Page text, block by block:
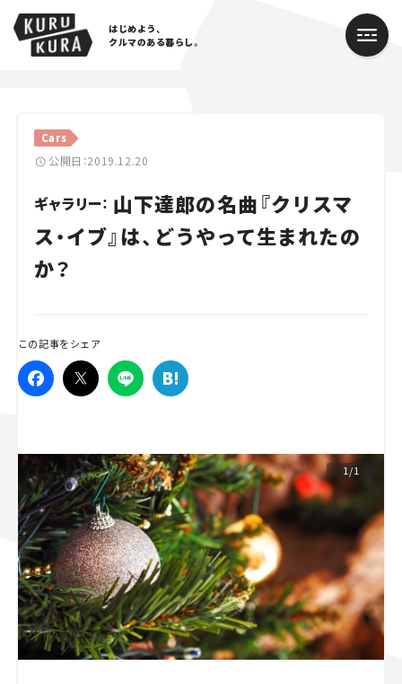
はじめよう、
クルマのある暮らし。
Cars
公開日：2019.12.20
ギャラリー： 山下達郎の名曲『クリスマ
ス・イブ』は、どうやって生まれたの
か？
この記事をシェア
1/1
Cars
Lifestyle
Traffic
Campaign
人気のハッシュタグ